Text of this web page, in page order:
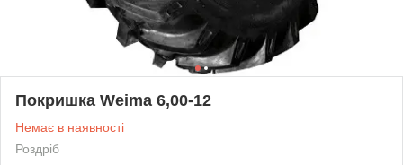
Покришка Weima 6,00-12
Немає в наявності
Роздріб